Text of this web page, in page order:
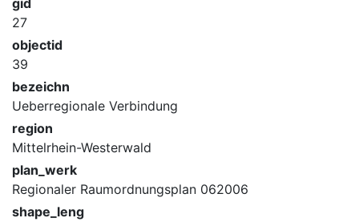
gid
27
objectid
39
bezeichn
Ueberregionale Verbindung
region
Mittelrhein-Westerwald
plan_werk
Regionaler Raumordnungsplan 062006
shape_leng